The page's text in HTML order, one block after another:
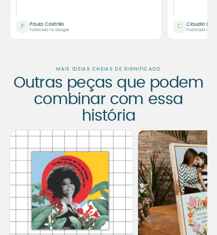
P Paula Castrillo
Publicado no Google
C Claudio
Publicado no
MAIS IDEIAS CHEIAS DE SIGNIFICADO
Outras peças que podem
combinar com essa
história